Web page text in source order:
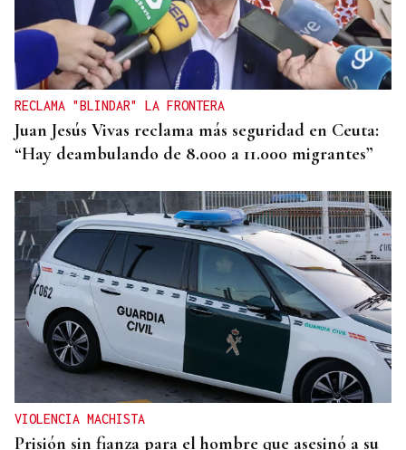
RECLAMA "BLINDAR" LA FRONTERA
Juan Jesús Vivas reclama más seguridad en Ceuta:
“Hay deambulando de 8.000 a 11.000 migrantes”
VIOLENCIA MACHISTA
Prisión sin fianza para el hombre que asesinó a su